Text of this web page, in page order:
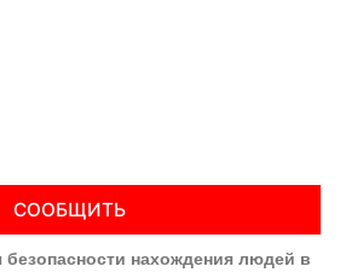
СООБЩИТЬ
нахождения людей в